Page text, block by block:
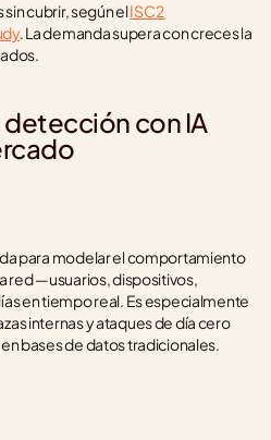
cubrir, según el ISC2
. La demanda supera con creces la
con IA
para modelar el comportamiento
red —usuarios, dispositivos,
en tiempo real. Es especialmente
internas y ataques de día cero
bases de datos tradicionales.